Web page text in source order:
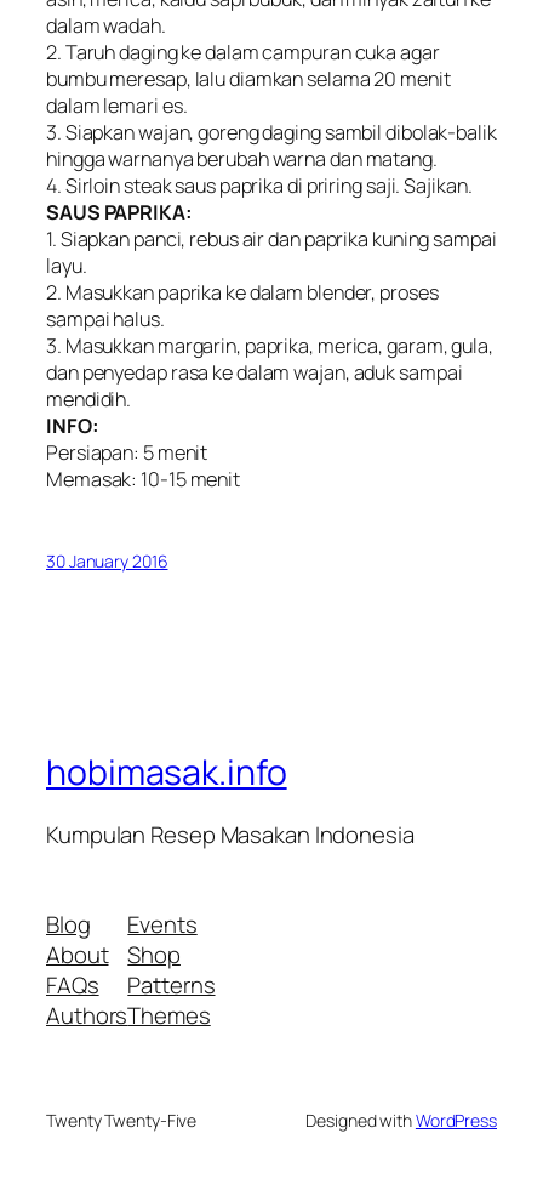
dalam wadah.
2. Taruh daging ke dalam campuran cuka agar
bumbu meresap, lalu diamkan selama 20 menit
dalam lemari es.
3. Siapkan wajan, goreng daging sambil dibolak-balik
hingga warnanya berubah warna dan matang.
4. Sirloin steak saus paprika di priring saji. Sajikan.
SAUS PAPRIKA:
1. Siapkan panci, rebus air dan paprika kuning sampai
layu.
2. Masukkan paprika ke dalam blender, proses
sampai halus.
3. Masukkan margarin, paprika, merica, garam, gula,
dan penyedap rasa ke dalam wajan, aduk sampai
mendidih.
INFO:
Persiapan: 5 menit
Memasak: 10-15 menit
30 January 2016
hobimasak.info
Kumpulan Resep Masakan Indonesia
Blog
About
FAQs
Authors
Events
Shop
Patterns
Themes
Twenty Twenty-Five Designed withWordPress